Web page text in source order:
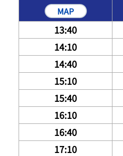
MAP
13:40
14:10
14:40
15:10
15:40
16:10
16:40
17:10